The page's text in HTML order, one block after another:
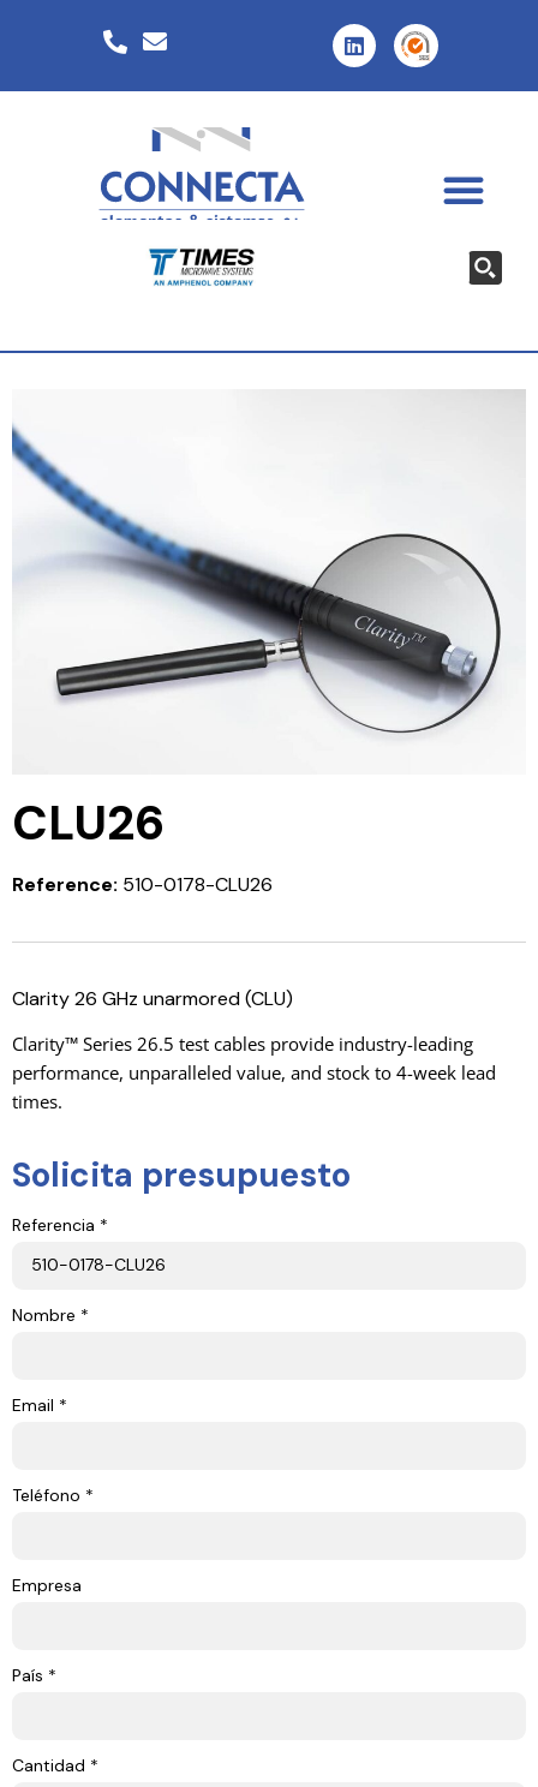
CLU26
Reference: 510-0178-CLU26
Clarity 26 GHz unarmored (CLU)
Clarity™ Series 26.5 test cables provide industry-leading
performance, unparalleled value, and stock to 4-week lead
times.
Solicita presupuesto
Referencia *
Nombre *
Email *
Teléfono *
Empresa
País *
Cantidad *